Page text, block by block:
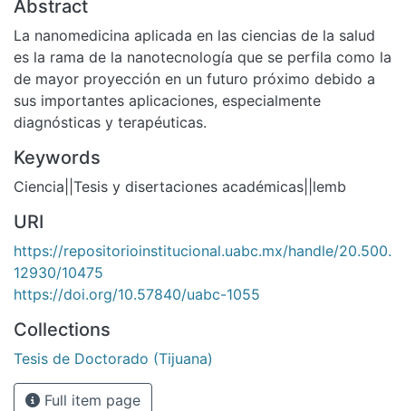
Abstract
La nanomedicina aplicada en las ciencias de la salud
es la rama de la nanotecnología que se perfila como la
de mayor proyección en un futuro próximo debido a
sus importantes aplicaciones, especialmente
diagnósticas y terapéuticas.
Keywords
Ciencia||Tesis y disertaciones académicas||lemb
URI
https://repositorioinstitucional.uabc.mx/handle/20.500.
12930/10475
https://doi.org/10.57840/uabc-1055
Collections
Tesis de Doctorado (Tijuana)
Full item page